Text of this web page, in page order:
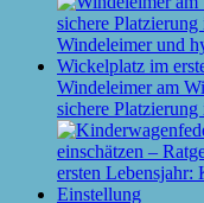
Windeleimer am
sichere